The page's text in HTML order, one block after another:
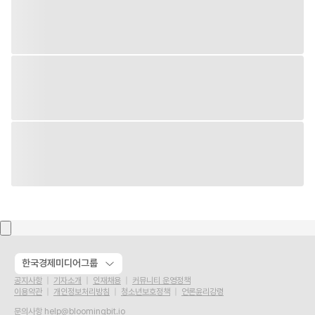
한국경제미디어그룹
공지사항 기자소개 인재채용
커뮤니티 운영정책
이용약관
개인정보처리방침 청소년보호정책
언론윤리강령
문의사항 help@bloomingbit.io